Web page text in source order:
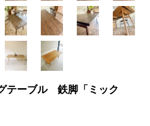
テーブル 鉄脚「ミック